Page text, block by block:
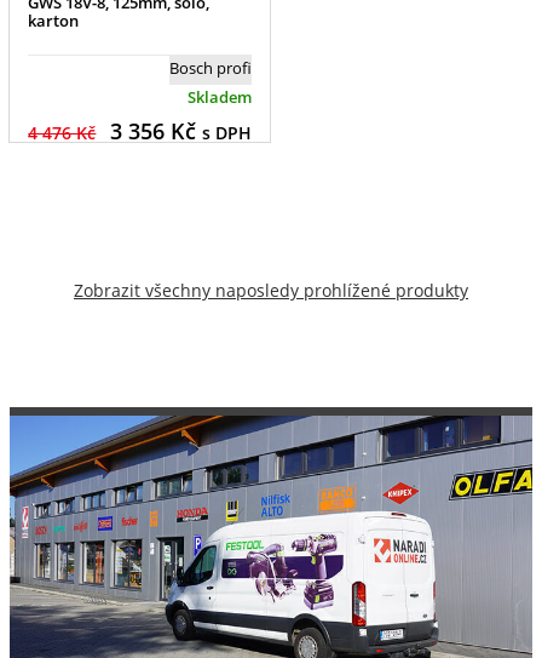
karton
Bosch profi
Skladem
4 476 Kč 3 356Kč s DPH
Zobrazit všechny naposledy prohlížené produkty